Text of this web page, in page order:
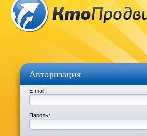
Авторизация
E-mail:
Пароль: